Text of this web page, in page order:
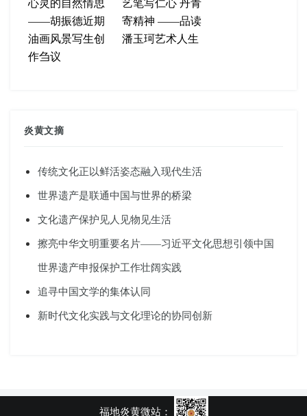
——胡振德近期
油画风景写生创
作刍议
寄精神 ——品读
潘玉珂艺术人生
炎黄文摘
传统文化正以鲜活姿态融入现代生活
世界遗产是联通中国与世界的桥梁
文化遗产保护见人见物见生活
擦亮中华文明重要名片——习近平文化思想引领中国
世界遗产申报保护工作壮阔实践
追寻中国文学的集体认同
新时代文化实践与文化理论的协同创新
福地炎黄微站：